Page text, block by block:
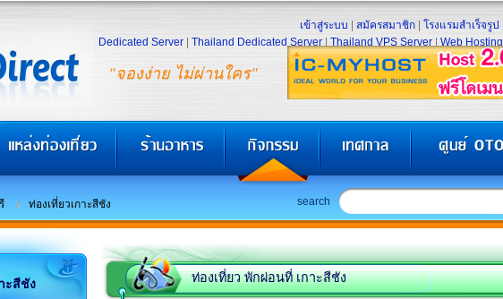
"จองง่าย ไม่ผ่านใคร"
เข้าสู่ระบบ สมัครสมาชิก โรงแรมสำเร็จรูป
Dedicated Server
Thailand Dedicated Server Thailand VPS Server Web Hosting
ท่องเที่ยวเกาะสีชัง search
ะสีชัง ท่องเที่ยว พักผ่อนที่ เกาะสีชัง